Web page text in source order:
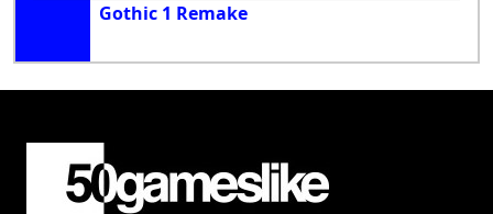
Gothic 1 Remake